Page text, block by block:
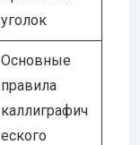
уголок
Основные
правила
каллиграфич
еского